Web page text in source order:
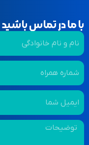
با ما در تماس باشید